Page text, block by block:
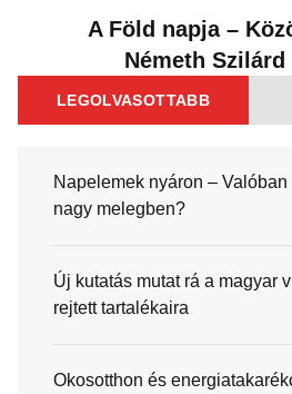
A Föld napja –
Németh
LEGOLVASOTTABB
Napelemek nyáron –
nagy melegben?
Új kutatás mutat rá a magyar
rejtett tartalékaira
Okosotthon és